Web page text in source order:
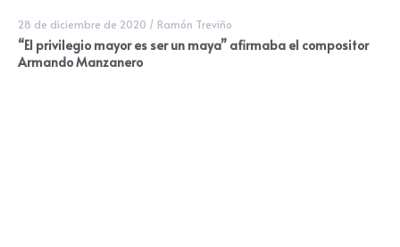
28 de diciembre de 2020 / Ramón Treviño
“El privilegio mayor es ser un maya” afirmaba el compositor
Armando Manzanero